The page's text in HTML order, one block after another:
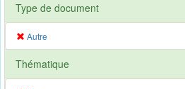
Type de document
Autre
Thématique